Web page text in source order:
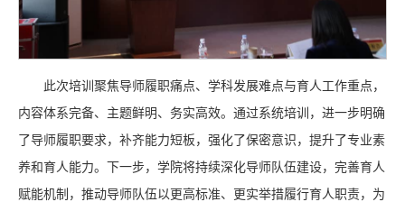
此次培训聚焦导师履职痛点、学科发展难点与育人工作重点，
内容体系完备、主题鲜明、务实高效。通过系统培训，进一步明确
了导师履职要求，补齐能力短板，强化了保密意识，提升了专业素
养和育人能力。下一步，学院将持续深化导师队伍建设，完善育人
赋能机制，推动导师队伍以更高标准、更实举措履行育人职责，为